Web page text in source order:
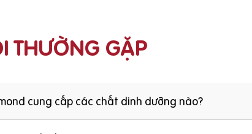
THƯỜNG GẶP
cung cấp các chất dinh dưỡng nào?